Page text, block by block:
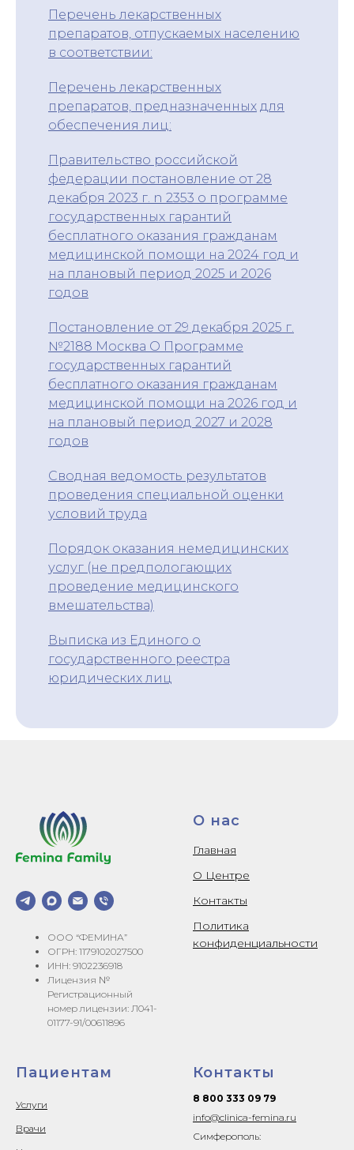
Перечень лекарственных
препаратов, отпускаемых населению
в соответствии:
Перечень лекарственных
препаратов, предназначенных для
обеспечения лиц:
Правительство российской
федерации постановление от 28
декабря 2023 г. n 2353 о программе
государственных гарантий
бесплатного оказания гражданам
медицинской помощи на 2024 год и
на плановый период 2025 и 2026
годов
Постановление от 29 декабря 2025 г.
№2188 Москва О Программе
государственных гарантий
бесплатного оказания гражданам
медицинской помощи на 2026 год и
на плановый период 2027 и 2028
годов
Сводная ведомость результатов
проведения специальной оценки
условий труда
Порядок оказания немедицинских
услуг (не предпологающих
проведение медицинского
вмешательства)
Выписка из Единого о
государственного реестра
юридических лиц
ООО “ФЕМИНА”
ОГРН: 1179102027500
ИНН: 9102236918
Лицензия №
Регистрационный
номер лицензии: Л041-
01177-91/00611896
О нас
Главная
О Центре
Контакты
Политика
конфиденциальности
Пациентам
Услуги
Врачи
Контакты
8 800 333 09 79
info@clinica-femina.ru
Симферополь: